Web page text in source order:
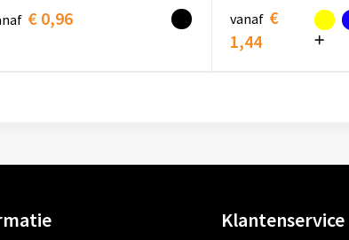
€ 0,96 vanaf €
1,44
Klantenservice